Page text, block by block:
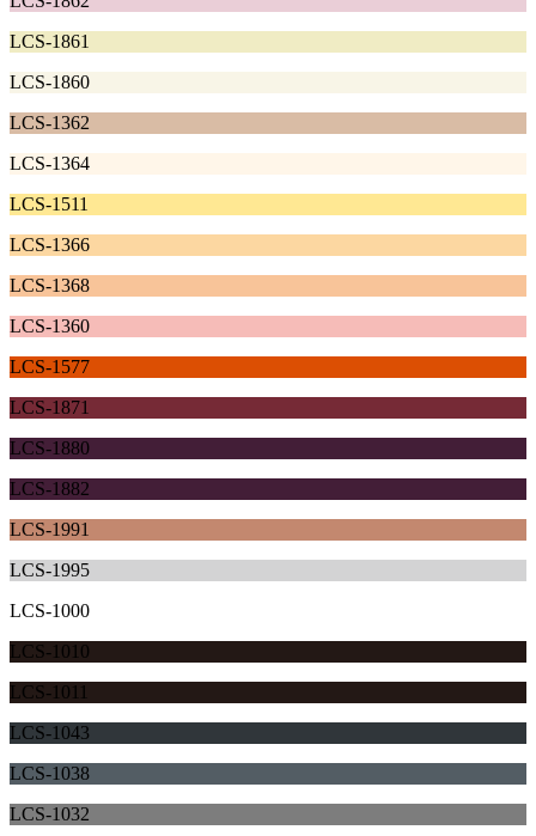
LCS-1861
LCS-1860
LCS-1362
LCS-1364
LCS-1511
LCS-1366
LCS-1368
LCS-1360
LCS-1577
LCS-1871
LCS-1880
LCS-1882
LCS-1991
LCS-1995
LCS-1000
LCS-1010
LCS-1011
LCS-1043
LCS-1038
LCS-1032